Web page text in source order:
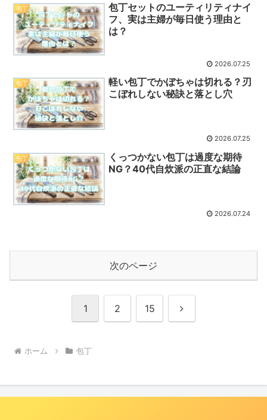
包丁
包丁セットのユーティリティナイ
フ、実は主婦が毎日使う理由と
は？
2026.07.25
包丁
軽い包丁でかぼちゃは切れる？刃
こぼれしない秘訣と落とし穴
2026.07.25
包丁
くっつかない包丁は過度な期待
NG？40代自炊派の正直な結論
2026.07.24
次のページ
1 2 15 次
ホーム 包丁